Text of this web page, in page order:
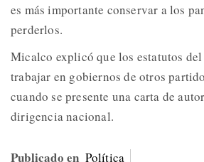
es más importante conservar a los
perderlos.
Micalco explicó que los estatutos
trabajar en gobiernos de otros
cuando se presente una carta de
dirigencia nacional.
Publicado en Política